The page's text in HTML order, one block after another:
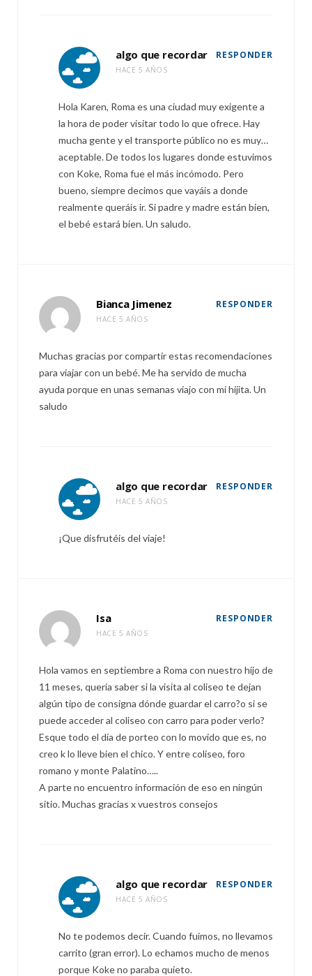
algo que recordar
HACE 5 AÑOS
RESPONDER
Hola Karen, Roma es una ciudad muy exigente a
la hora de poder visitar todo lo que ofrece. Hay
mucha gente y el transporte público no es muy…
aceptable. De todos los lugares donde estuvimos
con Koke, Roma fue el más incómodo. Pero
bueno, siempre decimos que vayáis a donde
realmente queráis ir. Si padre y madre están bien,
el bebé estará bien. Un saludo.
Bianca Jimenez
HACE 5 AÑOS
RESPONDER
Muchas gracias por compartir estas recomendaciones
para viajar con un bebé. Me ha servido de mucha
ayuda porque en unas semanas viajo con mi hijita. Un
saludo
algo que recordar
HACE 5 AÑOS
RESPONDER
¡Que disfrutéis del viaje!
Isa
HACE 5 AÑOS
RESPONDER
Hola vamos en septiembre a Roma con nuestro hijo de
11 meses, quería saber si la visita al coliseo te dejan
algún tipo de consigna dónde guardar el carro?o si se
puede acceder al coliseo con carro para poder verlo?
Esque todo el día de porteo con lo movido que es, no
creo k lo lleve bien el chico. Y entre coliseo, foro
romano y monte Palatino…..
A parte no encuentro información de eso en ningún
sitio. Muchas gracias x vuestros consejos
algo que recordar
HACE 5 AÑOS
RESPONDER
No te podemos decir. Cuando fuimos, no llevamos
carrito (gran error). Lo echamos mucho de menos
porque Koke no paraba quieto.